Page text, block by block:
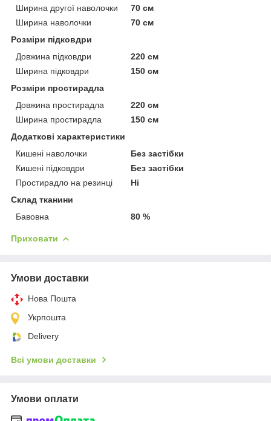
Ширина другої наволочки
70 см
Ширина наволочки
70 см
Розміри підковдри
Довжина підковдри
220 см
Ширина підковдри
150 см
Розміри простирадла
Довжина простирадла
220 см
Ширина простирадла
150 см
Додаткові характеристики
Кишені наволочки
Без застібки
Кишені підковдри
Без застібки
Простирадло на резинці
Ні
Склад тканини
Бавовна
80 %
Приховати
Умови доставки
Нова Пошта
Укрпошта
Delivery
Всі умови доставки
Умови оплати